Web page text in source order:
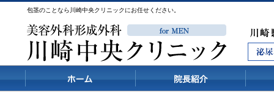
包茎のことなら川崎中央クリニックにお任せください。